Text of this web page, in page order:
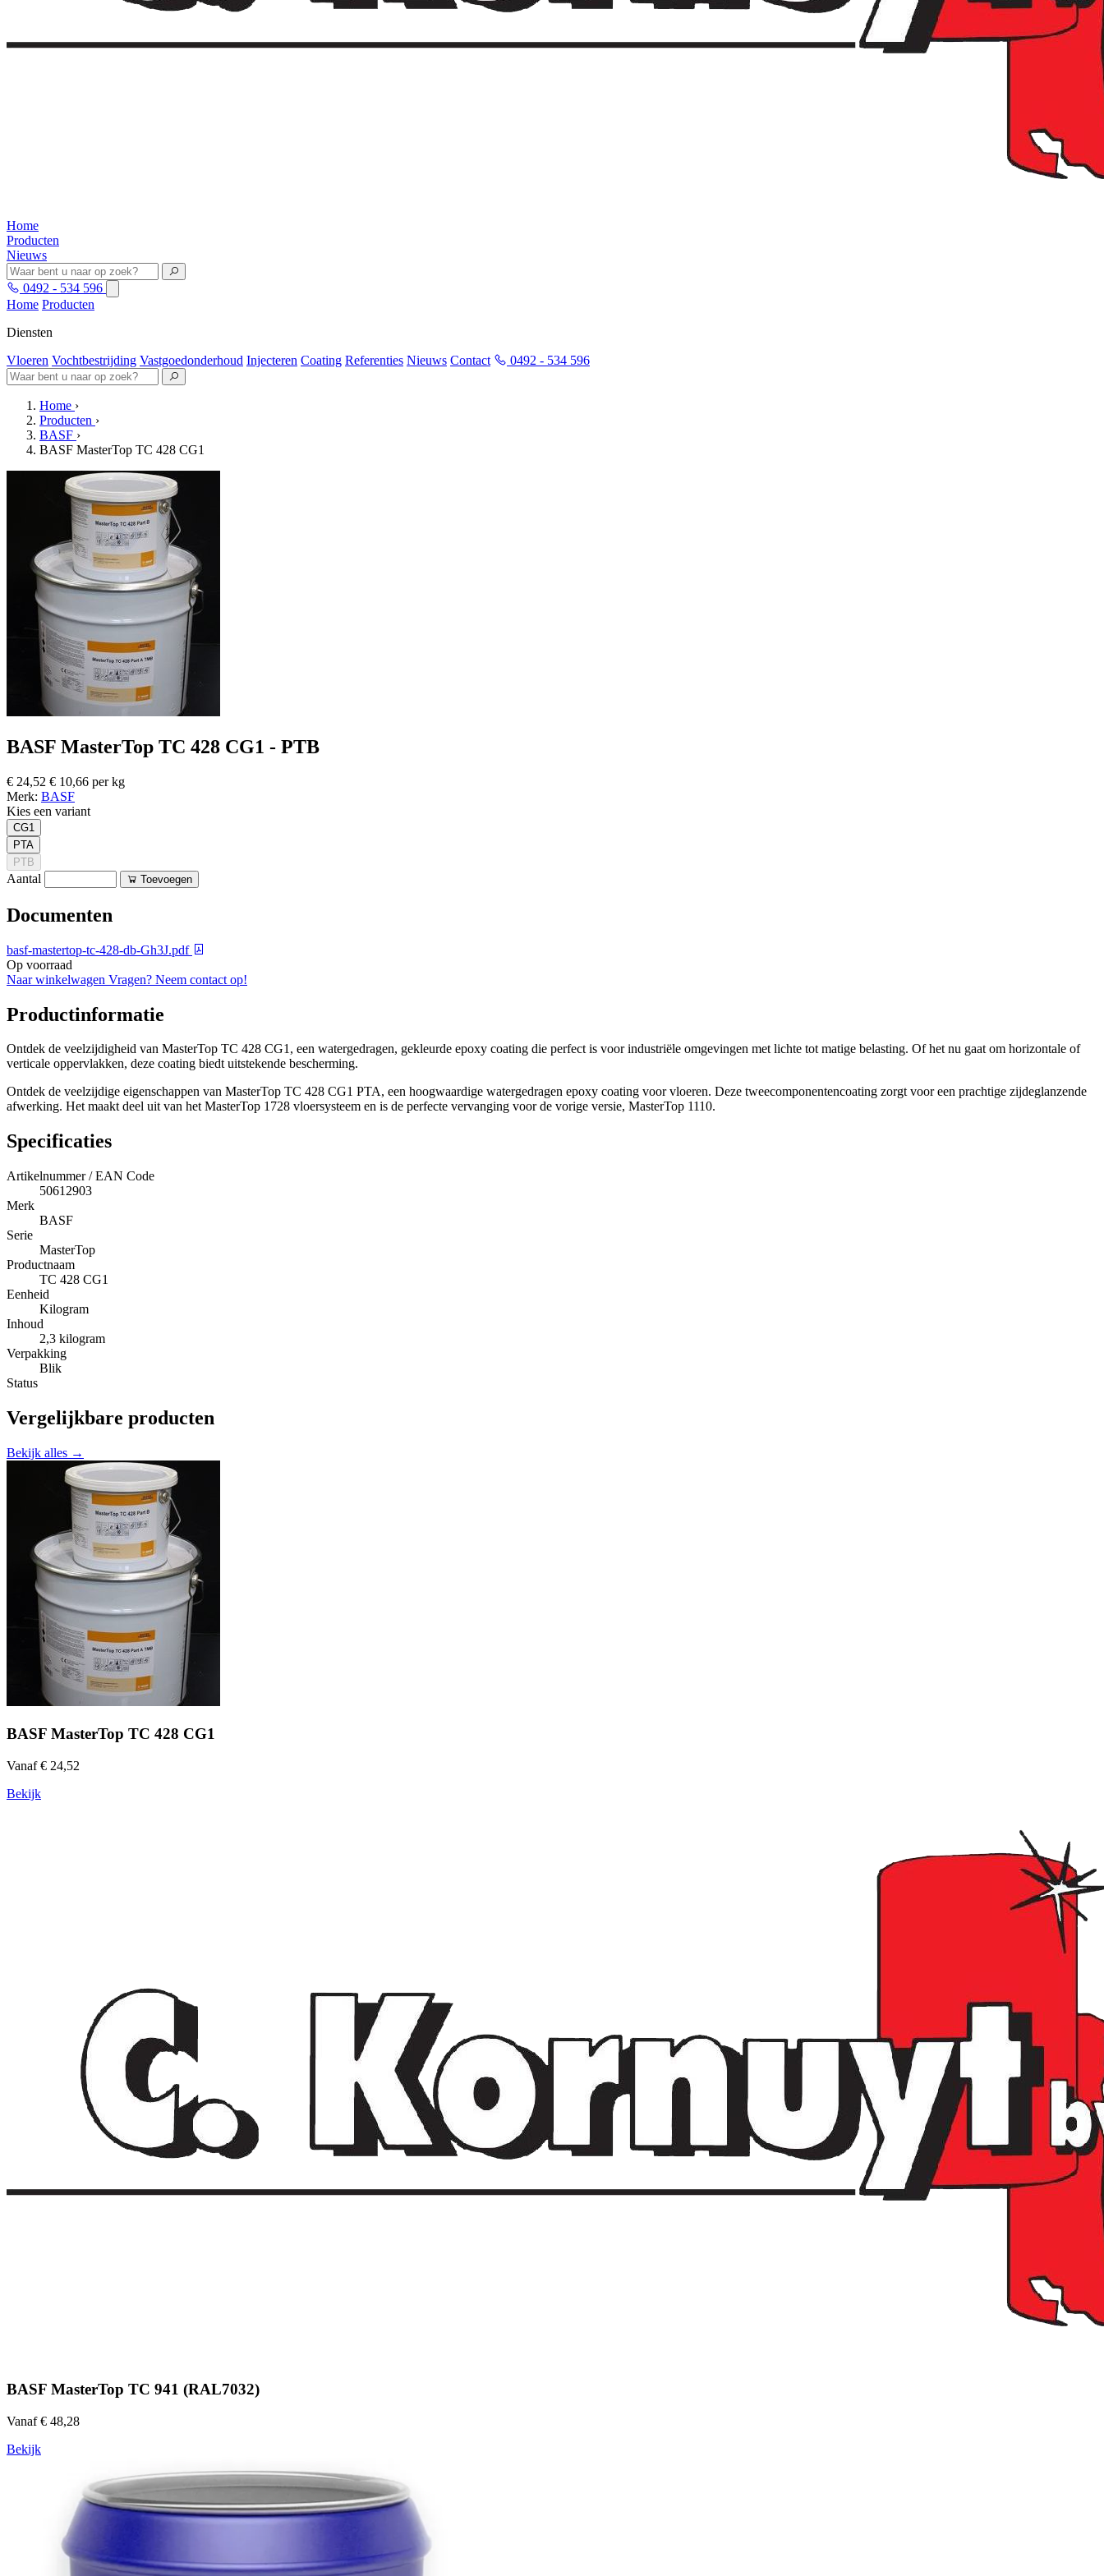
Home
Producten
Nieuws
0492 - 534 596
Home Producten
Diensten
Vloeren Vochtbestrijding Vastgoedonderhoud Injecteren Coating Referenties Nieuws Contact 0492 - 534 596
Home ›
Producten ›
BASF ›
BASF MasterTop TC 428 CG1
BASF MasterTop TC 428 CG1 - PTB
€ 24,52 € 10,66 per kg
Merk: BASF
Kies een variant
CG1
PTA
PTB
Aantal Toevoegen
Documenten
basf-mastertop-tc-428-db-Gh3J.pdf
Op voorraad
Naar winkelwagen Vragen? Neem contact op!
Productinformatie
Ontdek de veelzijdigheid van MasterTop TC 428 CG1, een watergedragen, gekleurde epoxy coating die perfect is voor industriële omgevingen met lichte tot matige belasting. Of het nu gaat om horizontale of
verticale oppervlakken, deze coating biedt uitstekende bescherming.
Ontdek de veelzijdige eigenschappen van MasterTop TC 428 CG1 PTA, een hoogwaardige watergedragen epoxy coating voor vloeren. Deze tweecomponentencoating zorgt voor een prachtige zijdeglanzende
afwerking. Het maakt deel uit van het MasterTop 1728 vloersysteem en is de perfecte vervanging voor de vorige versie, MasterTop 1110.
Specificaties
Artikelnummer / EAN Code
50612903
Merk
BASF
Serie
MasterTop
Productnaam
TC 428 CG1
Eenheid
Kilogram
Inhoud
2,3 kilogram
Verpakking
Blik
Status
Vergelijkbare producten
Bekijk alles →
BASF MasterTop TC 428 CG1
Vanaf € 24,52
Bekijk
BASF MasterTop TC 941 (RAL7032)
Vanaf € 48,28
Bekijk